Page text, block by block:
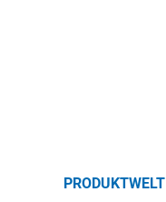
PRODUKTWELT